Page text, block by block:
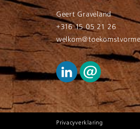
Geert Graveland
+316 15 05 21 26
Privacyverklaring